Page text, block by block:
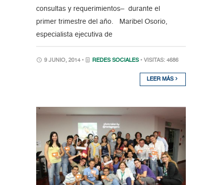
consultas y requerimientos– durante el
primer trimestre del año. Maribel Osorio,
especialista ejecutiva de
9 JUNIO, 2014 • REDES SOCIALES • VISITAS: 4686
LEER MÁS